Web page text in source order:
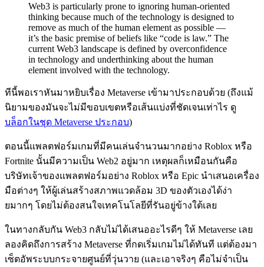
Web3 is particularly prone to ignoring human-oriented
thinking because much of the technology is designed to
remove as much of the human element as possible —
it’s the basic premise of beliefs like “code is law.” The
current Web3 landscape is defined by overconfidence
in technology and underthinking about the human
element involved with the technology.
ทีนี้พอเราหันมาหยิบเรื่อง Metaverse เข้ามาประกอบด้วย (ถึงแม้
นิยามของมันจะไม่มีขอบเขตหรือเส้นแบ่งที่ชัดเจนเท่าไร ดู
บล็อกในชุด Metaverse ประกอบ)
ตอนนี้แพลตฟอร์มเกมที่มีคนเล่นจำนวนมากอย่าง Roblox หรือ
Fortnite นั้นมีความเป็น Web2 อยู่มาก เหตุผลก็เหมือนกันคือ
บริษัทเจ้าของแพลตฟอร์มอย่าง Roblox หรือ Epic นำเสนอเครื่อง
มือต่างๆ ให้ผู้เล่นสร้างสภาพแวดล้อม 3D ของตัวเองได้ง่า
ยมากๆ โดยไม่ต้องสนใจเทคโนโลยีที่รันอยู่ข้างใต้เลย
ในทางกลับกัน Web3 กลับไม่ได้เสนออะไรดีๆ ให้ Metaverse เลย
ลองคิดถึงการสร้าง Metaverse ที่กดเริ่มเกมไม่ได้ทันที แต่ต้องมา
เซ็ตอัพระบบกระจายศูนย์ที่วุ่นวาย (และเอาจริงๆ คือไม่จำเป็น